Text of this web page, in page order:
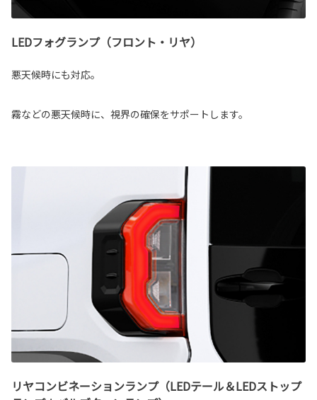
LEDフォグランプ（フロント・リヤ）
悪天候時にも対応。
霧などの悪天候時に、視界の確保をサポートします。
リヤコンビネーションランプ（LEDテール＆LEDストップ